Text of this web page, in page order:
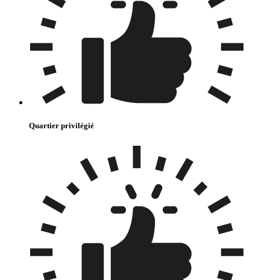
Quartier privilégié